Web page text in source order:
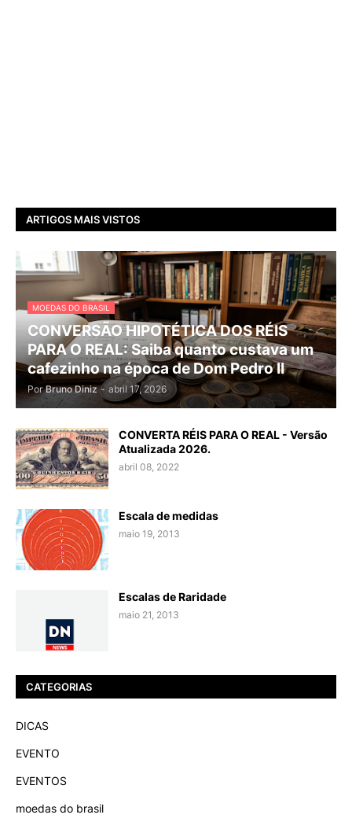
ARTIGOS MAIS VISTOS
MOEDAS DO BRASIL
CONVERSÃO HIPOTÉTICA DOS RÉIS
PARA O REAL: Saiba quanto custava um
cafezinho na época de Dom Pedro II
Por Bruno Diniz - abril 17, 2026
CONVERTA RÉIS PARA O REAL - Versão
Atualizada 2026.
abril 08, 2022
Escala de medidas
maio 19, 2013
Escalas de Raridade
maio 21, 2013
CATEGORIAS
DICAS
EVENTO
EVENTOS
moedas do brasil